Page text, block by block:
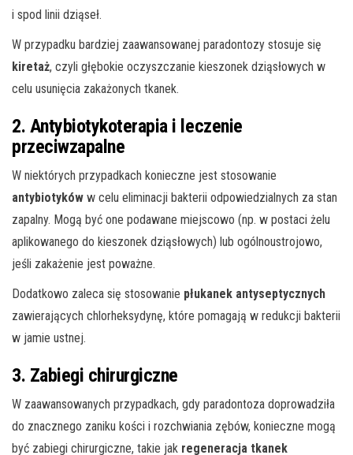
i spod linii dziąseł.
W przypadku bardziej zaawansowanej paradontozy stosuje się
kiretaż, czyli głębokie oczyszczanie kieszonek dziąsłowych w
celu usunięcia zakażonych tkanek.
2. Antybiotykoterapia i leczenie
przeciwzapalne
W niektórych przypadkach konieczne jest stosowanie
antybiotyków w celu eliminacji bakterii odpowiedzialnych za stan
zapalny. Mogą być one podawane miejscowo (np. w postaci żelu
aplikowanego do kieszonek dziąsłowych) lub ogólnoustrojowo,
jeśli zakażenie jest poważne.
Dodatkowo zaleca się stosowanie płukanek antyseptycznych
zawierających chlorheksydynę, które pomagają w redukcji bakterii
w jamie ustnej.
3. Zabiegi chirurgiczne
W zaawansowanych przypadkach, gdy paradontoza doprowadziła
do znacznego zaniku kości i rozchwiania zębów, konieczne mogą
być zabiegi chirurgiczne, takie jak regeneracja tkanek